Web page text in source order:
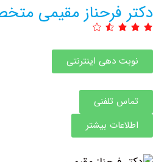
دکتر ‏فرحناز ‏مقیمی
نوبت دهی اینترنتی
تماس تلفنی
اطلاعات بیشتر